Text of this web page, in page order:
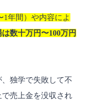
年間）や内容によ
数十万円〜100万円
独学で失敗して不
売上金を没収され